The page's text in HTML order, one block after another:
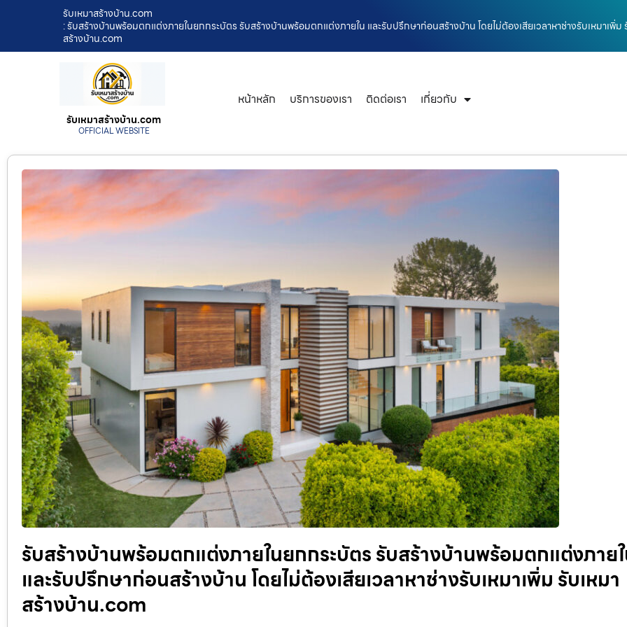
รับเหมาสร้างบ้าน.com
: รับสร้างบ้านพร้อมตกแต่งภายในยกกระบัตร รับสร้างบ้านพร้อมตกแต่งภายใน และรับปรึกษาก่อนสร้างบ้าน โดยไม่ต้องเสียเวลาหาช่างรับเหมาเพิ่ม
สร้างบ้าน.com
รับเหมาสร้างบ้าน.com
OFFICIAL WEBSITE
หน้าหลัก บริการของเรา ติดต่อเรา เกี่ยวกับ
รับสร้างบ้านพร้อมตกแต่งภายในยกกระบัตร รับสร้างบ้านพร้อมตกแต่งภาย
และรับปรึกษาก่อนสร้างบ้าน โดยไม่ต้องเสียเวลาหาช่างรับเหมาเพิ่ม รับเหมา
สร้างบ้าน.com